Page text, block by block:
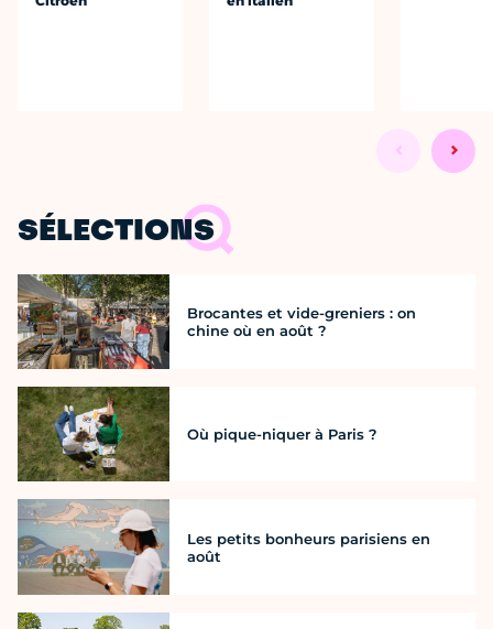
SÉLECTIONS
Brocantes et vide-greniers : on
chine où en août ?
Où pique-niquer à Paris ?
Les petits bonheurs parisiens en
août